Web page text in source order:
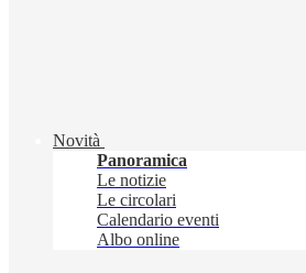
Novità
Panoramica
Le notizie
Le circolari
Calendario eventi
Albo online